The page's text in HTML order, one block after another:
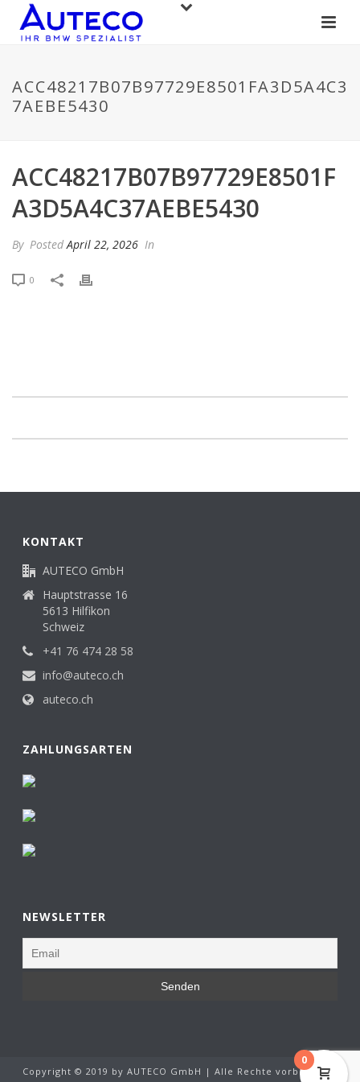
ACC48217B07B97729E8501FA3D5A4C3
7AEBE5430
ACC48217B07B97729E8501F
A3D5A4C37AEBE5430
By PostedApril 22, 2026 In
0
KONTAKT
AUTECO GmbH
Hauptstrasse 16
5613 Hilfikon
Schweiz
+41 76 474 28 58
info@auteco.ch
auteco.ch
ZAHLUNGSARTEN
NEWSLETTER
Copyright © 2019 by AUTECO GmbH | Alle Rechte vorbehalten
0